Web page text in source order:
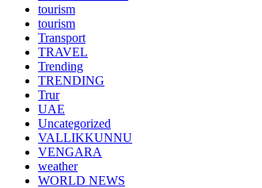
tourism
tourism
Transport
TRAVEL
Trending
TRENDING
Trur
UAE
Uncategorized
VALLIKKUNNU
VENGARA
weather
WORLD NEWS